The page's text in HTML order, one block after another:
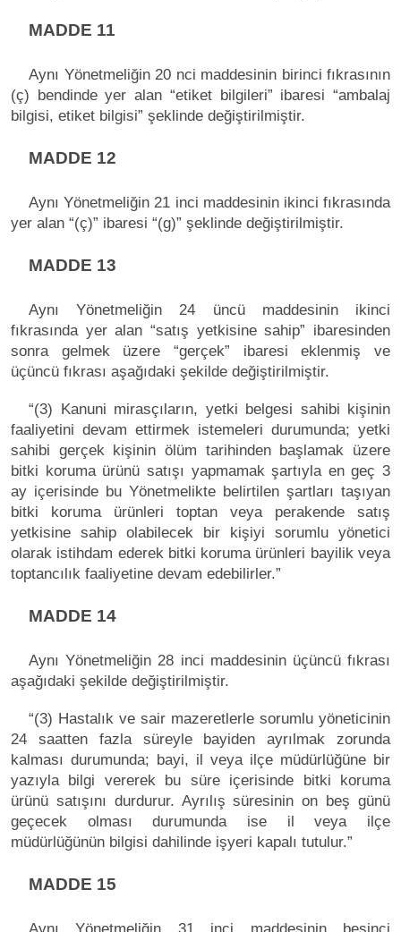
MADDE 11
Aynı Yönetmeliğin 20 nci maddesinin birinci fıkrasının
(ç) bendinde yer alan “etiket bilgileri” ibaresi “ambalaj
bilgisi, etiket bilgisi” şeklinde değiştirilmiştir.
MADDE 12
Aynı Yönetmeliğin 21 inci maddesinin ikinci fıkrasında
yer alan “(ç)” ibaresi “(g)” şeklinde değiştirilmiştir.
MADDE 13
Aynı Yönetmeliğin 24 üncü maddesinin ikinci
fıkrasında yer alan “satış yetkisine sahip” ibaresinden
sonra gelmek üzere “gerçek” ibaresi eklenmiş ve
üçüncü fıkrası aşağıdaki şekilde değiştirilmiştir.
“(3) Kanuni mirasçıların, yetki belgesi sahibi kişinin
faaliyetini devam ettirmek istemeleri durumunda; yetki
sahibi gerçek kişinin ölüm tarihinden başlamak üzere
bitki koruma ürünü satışı yapmamak şartıyla en geç 3
ay içerisinde bu Yönetmelikte belirtilen şartları taşıyan
bitki koruma ürünleri toptan veya perakende satış
yetkisine sahip olabilecek bir kişiyi sorumlu yönetici
olarak istihdam ederek bitki koruma ürünleri bayilik veya
toptancılık faaliyetine devam edebilirler.”
MADDE 14
Aynı Yönetmeliğin 28 inci maddesinin üçüncü fıkrası
aşağıdaki şekilde değiştirilmiştir.
“(3) Hastalık ve sair mazeretlerle sorumlu yöneticinin
24 saatten fazla süreyle bayiden ayrılmak zorunda
kalması durumunda; bayi, il veya ilçe müdürlüğüne bir
yazıyla bilgi vererek bu süre içerisinde bitki koruma
ürünü satışını durdurur. Ayrılış süresinin on beş günü
geçecek olması durumunda ise il veya ilçe
müdürlüğünün bilgisi dahilinde işyeri kapalı tutulur.”
MADDE 15